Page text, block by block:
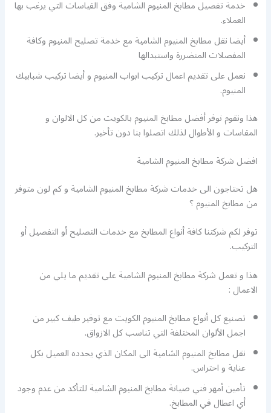
خدمة تفصيل مطابخ المنيوم الشامية وفق القياسات التي يرغب بها
العملاء.
أيضا نقل مطابخ المنيوم الشامية مع خدمة تصليح المنيوم وكافة
المفصلات المتضررة واستبدالها
نعمل على تقديم اعمال تركيب ابواب المنيوم و أيضا تركيب شبابيك
المنيوم.
هذا ونقوم نوفر أفضل مطابخ المنيوم بالكويت من كل الالوان و
المقاسات و الأطوال لذلك اتصلوا بنا دون تأخير.
افضل شركة مطابخ المنيوم الشامية
هل تحتاجون الى خدمات شركة مطابخ المنيوم الشامية و كم لون متوفر
من مطابخ المنيوم ؟
توفر لكم شركتنا كافة أنواع المطابخ مع خدمات التصليح أو التفصيل أو
التركيب.
هذا و تعمل شركة مطابخ المنيوم الشامية على تقديم ما يلي من
الاعمال :
تصنيع كل أنواع مطابخ المنيوم الكويت مع توفير طيف كبير من
اجمل الألوان المختلفة التي تناسب كل الازواق.
نقل مطابخ المنيوم الشامية الى المكان الذي يحدده العميل بكل
عناية و احتراس.
تأمين أمهر فني صيانة مطابخ المنيوم الشامية للتأكد من عدم وجود
أي اعطال في المطابخ.